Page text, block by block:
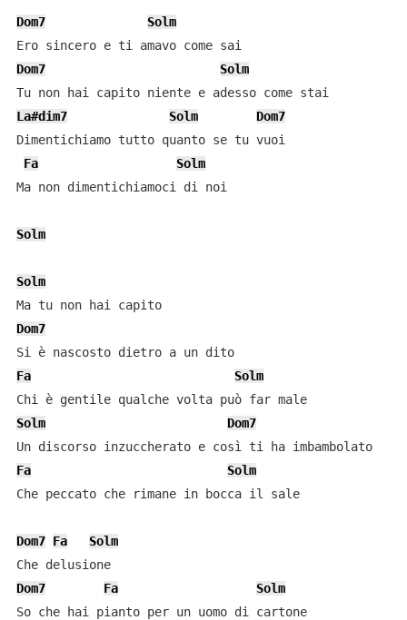
Dom7
Solm
Dom7
Solm
La#dim7
Solm
Dom7
Dimentichiamo tutto quanto se tu vuoi
Fa
Solm
Ma non dimentichiamoci di noi
Solm
Solm
Ma tu non hai capito
Dom7
Si è nascosto dietro a un dito
Fa
Solm
Chi è gentile qualche volta può far male
Solm
Dom7
Un discorso inzuccherato e così ti ha imbambolato
Fa
Solm
Che peccato che rimane in bocca il sale
Dom7 Fa
Solm
Che delusione
Dom7
Fa
Solm
So che hai pianto per un uomo di cartone